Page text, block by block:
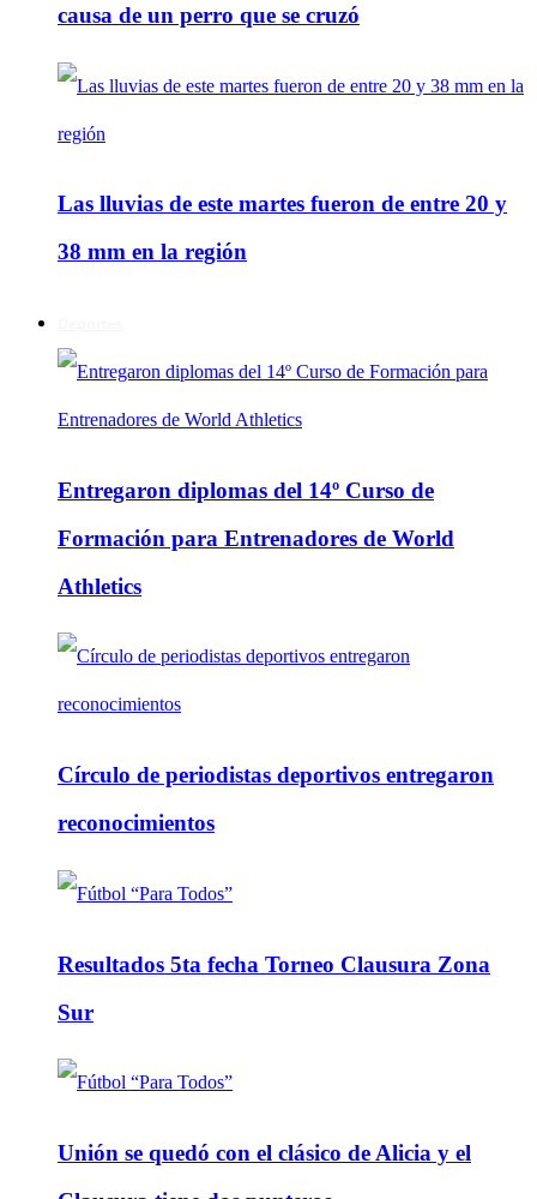
causa de un perro que se cruzó
Las lluvias de este martes fueron de entre 20 y
38 mm en la región
Entregaron diplomas del 14º Curso de
Formación para Entrenadores de World
Athletics
Círculo de periodistas deportivos entregaron
reconocimientos
Resultados 5ta fecha Torneo Clausura Zona
Sur
Unión se quedó con el clásico de Alicia y el